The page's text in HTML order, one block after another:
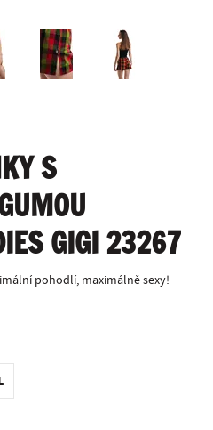
S
GIGI 23267
pohodlí, maximálně sexy!